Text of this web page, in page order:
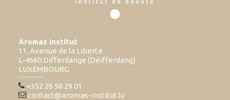
Aromas Institut
11, Avenue de la Liberté
L-4660 Differdange (Déifferdang)
LUXEMBOURG
+352 26 58 29 01
contact@aromas-institut.lu